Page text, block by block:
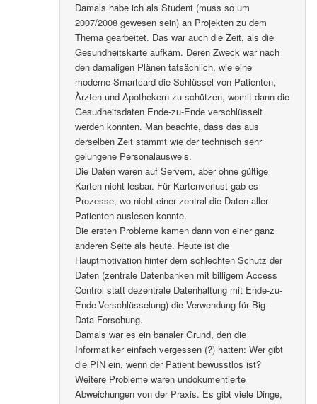
Damals habe ich als Student (muss so um
2007/2008 gewesen sein) an Projekten zu dem
Thema gearbeitet. Das war auch die Zeit, als die
Gesundheitskarte aufkam. Deren Zweck war nach
den damaligen Plänen tatsächlich, wie eine
moderne Smartcard die Schlüssel von Patienten,
Ärzten und Apothekern zu schützen, womit dann die
Gesudheitsdaten Ende-zu-Ende verschlüsselt
werden konnten. Man beachte, dass das aus
derselben Zeit stammt wie der technisch sehr
gelungene Personalausweis.
Die Daten waren auf Servern, aber ohne gültige
Karten nicht lesbar. Für Kartenverlust gab es
Prozesse, wo nicht einer zentral die Daten aller
Patienten auslesen konnte.
Die ersten Probleme kamen dann von einer ganz
anderen Seite als heute. Heute ist die
Hauptmotivation hinter dem schlechten Schutz der
Daten (zentrale Datenbanken mit billigem Access
Control statt dezentrale Datenhaltung mit Ende-zu-
Ende-Verschlüsselung) die Verwendung für Big-
Data-Forschung.
Damals war es ein banaler Grund, den die
Informatiker einfach vergessen (?) hatten: Wer gibt
die PIN ein, wenn der Patient bewusstlos ist?
Weitere Probleme waren undokumentierte
Abweichungen von der Praxis. Es gibt viele Dinge,